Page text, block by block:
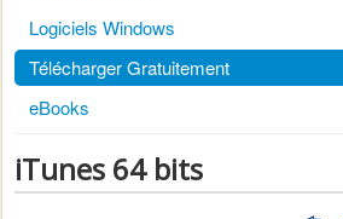
Logiciels Windows
Télécharger Gratuitement
eBooks
iTunes 64 bits